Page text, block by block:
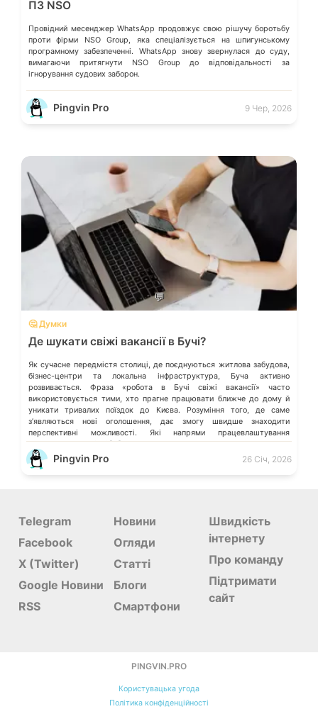
ПЗ NSO
Провідний месенджер WhatsApp продовжує свою рішучу боротьбу
проти фірми NSO Group, яка спеціалізується на шпигунському
програмному забезпеченні. WhatsApp знову звернулася до суду,
вимагаючи притягнути NSO Group до відповідальності за
ігнорування судових заборон.
Pingvin Pro 9 Чер, 2026
💬
🤔 Думки
Де шукати свіжі вакансії в Бучі?
Як сучасне передмістя столиці, де поєднуються житлова забудова,
бізнес-центри та локальна інфраструктура, Буча активно
розвивається. Фраза «робота в Бучі свіжі вакансії» часто
використовується тими, хто прагне працювати ближче до дому й
уникати тривалих поїздок до Києва. Розуміння того, де саме
зʼявляються нові оголошення, дає змогу швидше знаходити
перспективні можливості. Які напрями працевлаштування
переважають у місті […]
Pingvin Pro 26 Січ, 2026
Telegram
Facebook
X (Twitter)
Google Новини
RSS
Новини
Огляди
Статті
Блоги
Смартфони
Швидкість
інтернету
Про команду
Підтримати
сайт
PINGVIN.PRO
Користувацька угода
Політика конфіденційності